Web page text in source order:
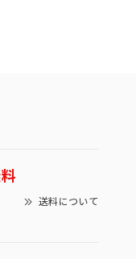
送料について